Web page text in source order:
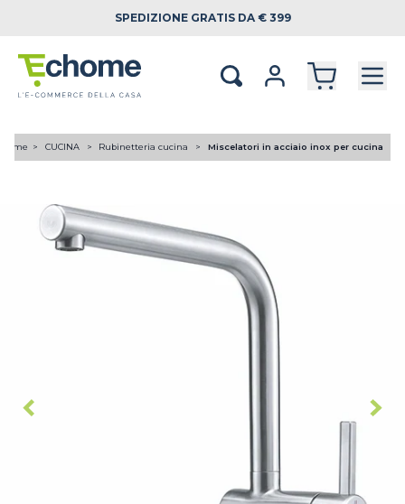
SPEDIZIONE GRATIS DA € 399
Home CUCINA Rubinetteria cucina Miscelatori in acciaio inox per cucina